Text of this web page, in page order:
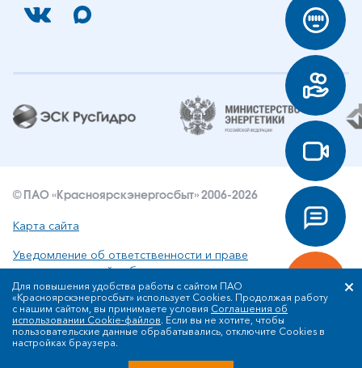
© ПАО «Красноярскэнергосбыт» 2006-2026
Карта сайта
Уведомление об ответственности и праве
интеллектуальной собственности
Политика ПАО «Красноярскэнергосбыт» в отношении
обработки персональных данных
Для повышения удобства работы с сайтом ПАО
«Красноярскэнергосбыт» использует Cookies. Продолжая работу
с нашим сайтом, вы принимаете условия Соглашения об
использовании Cookie-файлов. Если вы не хотите, чтобы
пользовательские данные обрабатывались, отключите Cookies в
настройках браузера.